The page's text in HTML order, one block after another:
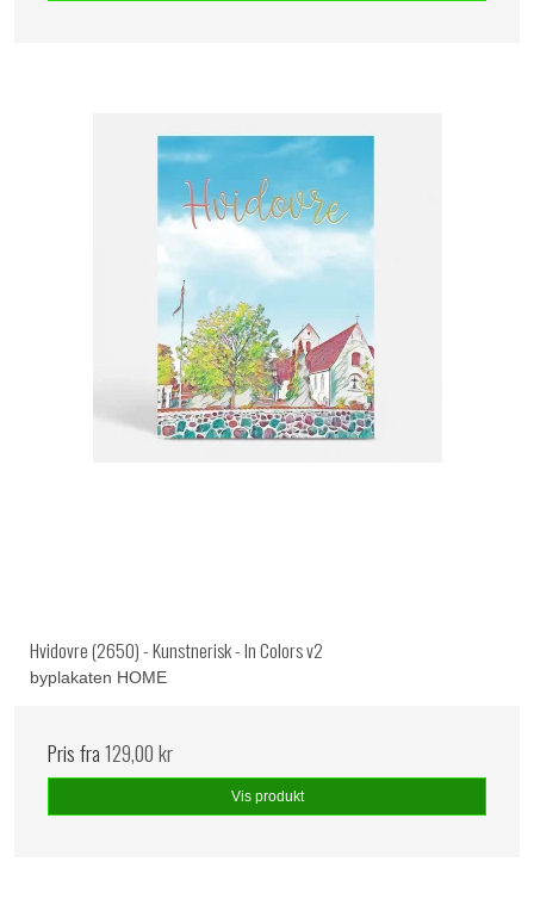
Hvidovre (2650) - Kunstnerisk - In Colors v2
byplakaten HOME
Pris fra129,00 kr
Vis produkt